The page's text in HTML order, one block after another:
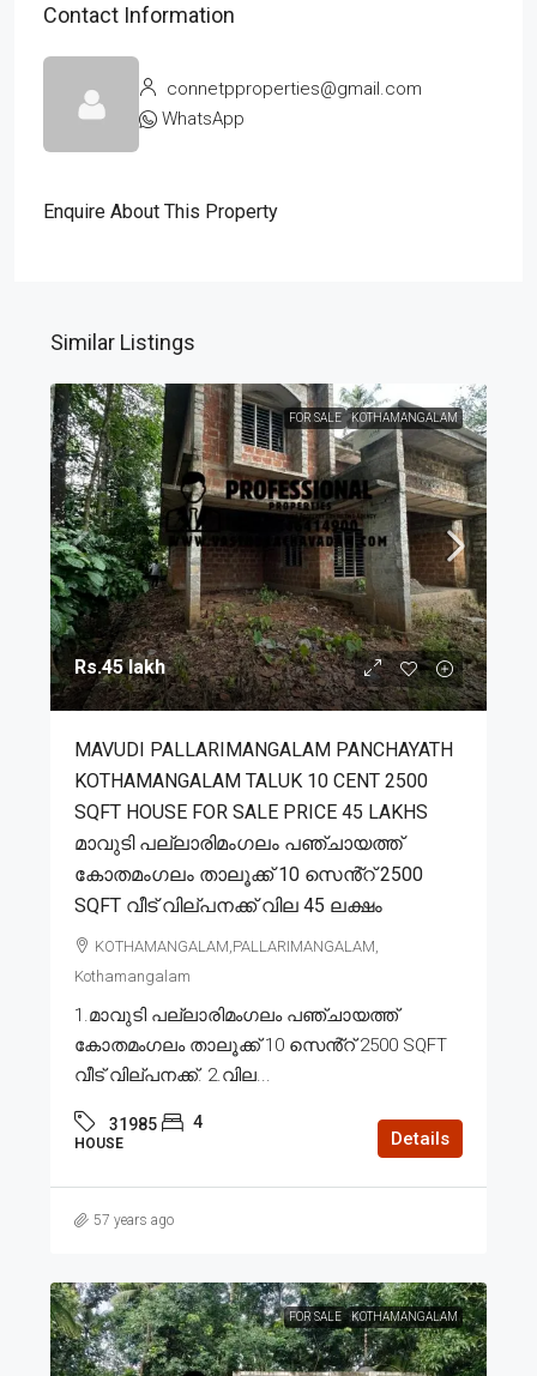
Contact Information
connetpproperties@gmail.com
WhatsApp
Enquire About This Property
Similar Listings
FOR SALE KOTHAMANGALAM
Rs.45 lakh
MAVUDI PALLARIMANGALAM PANCHAYATH
KOTHAMANGALAM TALUK 10 CENT 2500
SQFT HOUSE FOR SALE PRICE 45 LAKHS
മാവുടി പല്ലാരിമംഗലം പഞ്ചായത്ത്
കോതമംഗലം താലൂക്ക് 10 സെൻ്റ് 2500
SQFT വീട് വില്പനക്ക് വില 45 ലക്ഷം
KOTHAMANGALAM,PALLARIMANGALAM,
Kothamangalam
1.മാവുടി പല്ലാരിമംഗലം പഞ്ചായത്ത്
കോതമംഗലം താലൂക്ക് 10 സെൻ്റ് 2500 SQFT
വീട് വില്പനക്ക്. 2.വില...
31985 4
HOUSE Details
57 years ago
FOR SALE KOTHAMANGALAM